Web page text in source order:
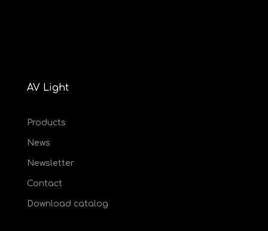
AV Light
Products
News
Newsletter
Contact
Download catalog